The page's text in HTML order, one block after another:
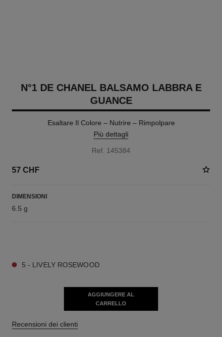
N°1 DE CHANEL BALSAMO LABBRA E
GUANCE
Esaltare Il Colore – Nutrire – Rimpolpare
Più dettagli
Ref. 145384
57 CHF
DIMENSIONI
6.5 g
5 - LIVELY ROSEWOOD
AGGIUNGERE AL
CARRELLO
Recensioni dei clienti